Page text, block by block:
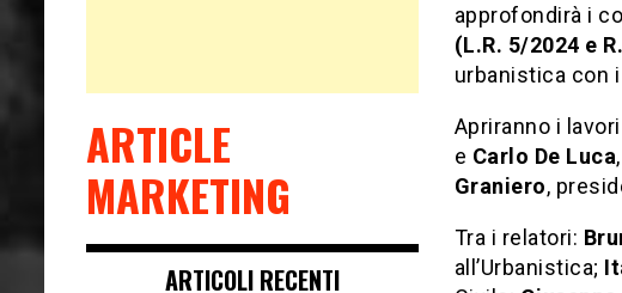
approfondirà i
(L.R. 5/2024 e
urbanistica con
Apriranno i lavori
e Carlo De Luca
Graniero,
Tra i relatori:
all’Urbanistica;
ARTICLE
MARKETING
ARTICOLI RECENTI